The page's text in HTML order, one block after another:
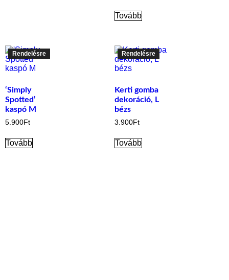
Tovább
Rendelésre
‘Simply
Spotted’
kaspó M
5.900Ft
Tovább
Rendelésre
Kerti gomba
dekoráció, L
bézs
3.900Ft
Tovább